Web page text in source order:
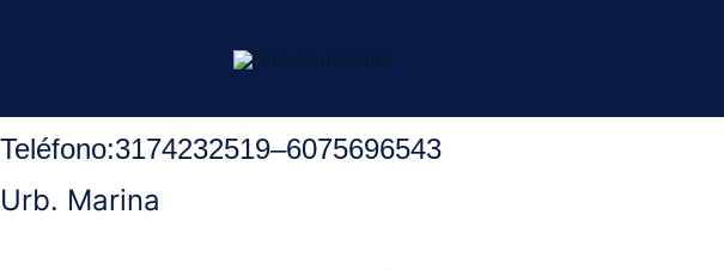
Teléfono:3174232519–6075696543
Urb. Marina